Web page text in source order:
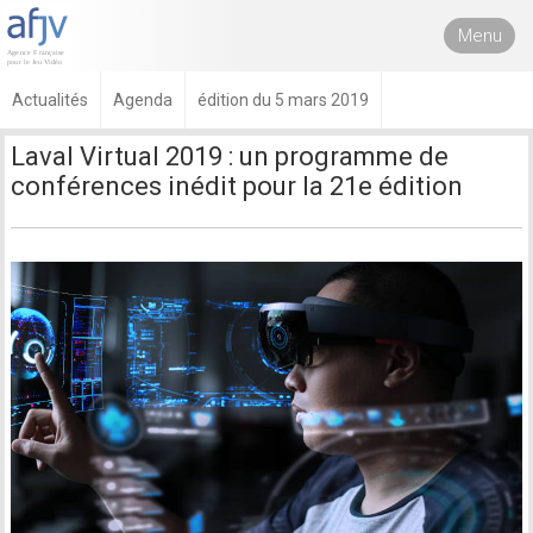
Menu
Actualités Agenda édition du 5 mars 2019
Laval Virtual 2019 : un programme de
conférences inédit pour la 21e édition